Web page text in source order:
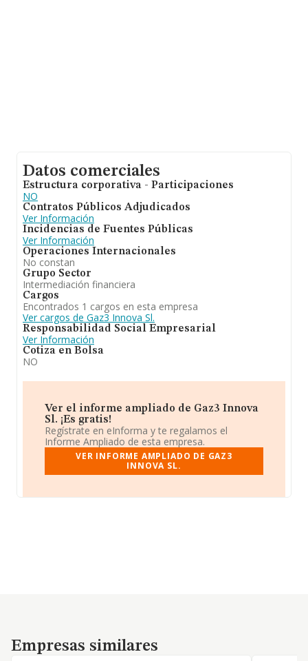
Datos comerciales
Estructura corporativa - Participaciones
NO
Contratos Públicos Adjudicados
Ver Información
Incidencias de Fuentes Públicas
Ver Información
Operaciones Internacionales
No constan
Grupo Sector
Intermediación financiera
Cargos
Encontrados 1 cargos en esta empresa
Ver cargos de Gaz3 Innova Sl.
Responsabilidad Social Empresarial
Ver Información
Cotiza en Bolsa
NO
Ver el informe ampliado de Gaz3 Innova
Sl. ¡Es gratis!
Regístrate en eInforma y te regalamos el
Informe Ampliado de esta empresa.
VER INFORME AMPLIADO DE GAZ3
INNOVA SL.
Empresas similares
Empresas similares